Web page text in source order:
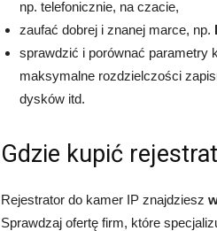
np. telefonicznie, na czacie,
zaufać dobrej i znanej marce, np.
sprawdzić i porównać parametry
maksymalne rozdzielczości
dysków itd.
Gdzie kupić
Rejestrator do kamer IP znajdziesz
Sprawdzaj ofertę firm, które